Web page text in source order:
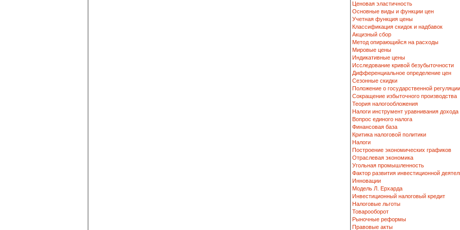
Ценовая эластичность
Основные виды и функции цен
Учетная функция цены
Классификация скидок и надбавок
Акцизный сбор
Метод опирающийся на расходы
Мировые цены
Индикативные цены
Исследование кривой безубыточности
Дифференциальное определение цен
Сезонные скидки
Положение о государственной регуляции
Сокращение избыточного производства
Теория налогообложения
Налоги инструмент уравнивания дохода
Вопрос единого налога
Финансовая база
Критика налоговой политики
Налоги
Построение экономических графиков
Отраслевая экономика
Угольная промышленность
Фактор развития инвестиционной
Инновации
Модель Л. Ерхарда
Инвестиционный налоговый кредит
Налоговые льготы
Товарооборот
Рыночные реформы
Правовые акты